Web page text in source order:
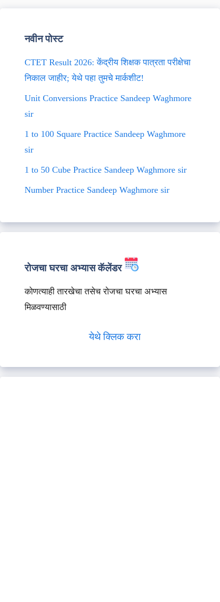
नवीन पोस्ट
CTET Result 2026: केंद्रीय शिक्षक पात्रता परीक्षेचा
निकाल जाहीर; येथे पहा तुमचे मार्कशीट!
Unit Conversions Practice Sandeep Waghmore
sir
1 to 100 Square Practice Sandeep Waghmore
sir
1 to 50 Cube Practice Sandeep Waghmore sir
Number Practice Sandeep Waghmore sir
रोजचा घरचा अभ्यास कॅलेंडर
कोणत्याही तारखेचा तसेच रोजचा घरचा अभ्यास
मिळवण्यासाठी
येथे क्लिक करा